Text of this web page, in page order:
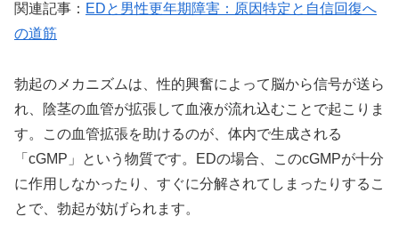
関連記事： EDと男性更年期障害：原因特定と自信回復へ
の道筋
勃起のメカニズムは、性的興奮によって脳から信号が送ら
れ、陰茎の血管が拡張して血液が流れ込むことで起こりま
す。この血管拡張を助けるのが、体内で生成される
「cGMP」という物質です。EDの場合、このcGMPが十分
に作用しなかったり、すぐに分解されてしまったりするこ
とで、勃起が妨げられます。